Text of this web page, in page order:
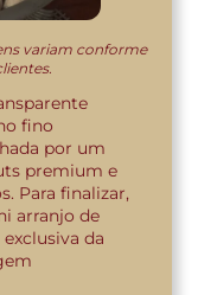
variam conforme
fino
por um
premium e
Para finalizar,
arranjo de
da